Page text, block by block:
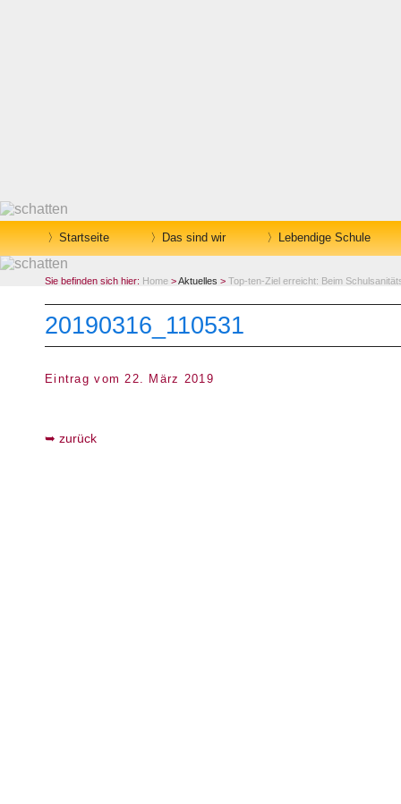
Startseite Das sind wir Lebendige Schule
Sie befinden sich hier: Home >Aktuelles > Top-ten-Ziel erreicht: Beim
20190316_110531
Eintrag vom 22. März 2019
zurück